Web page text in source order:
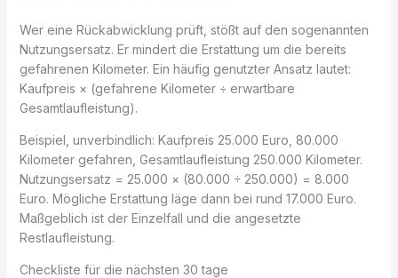
Wer eine Rückabwicklung prüft, stößt auf den sogenannten
Nutzungsersatz. Er mindert die Erstattung um die bereits
gefahrenen Kilometer. Ein häufig genutzter Ansatz lautet:
Kaufpreis × (gefahrene Kilometer ÷ erwartbare
Gesamtlaufleistung).
Beispiel, unverbindlich: Kaufpreis 25.000 Euro, 80.000
Kilometer gefahren, Gesamtlaufleistung 250.000 Kilometer.
Nutzungsersatz = 25.000 × (80.000 ÷ 250.000) = 8.000
Euro. Mögliche Erstattung läge dann bei rund 17.000 Euro.
Maßgeblich ist der Einzelfall und die angesetzte
Restlaufleistung.
Checkliste für die nächsten 30 tage